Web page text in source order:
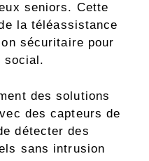
seniors. Cette
la téléassistance
sécuritaire pour
social.
des solutions
des capteurs de
détecter des
sans intrusion